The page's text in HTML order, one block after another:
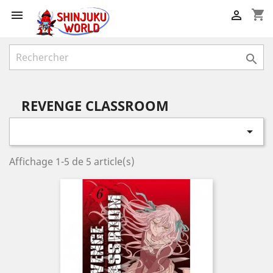
 shopping_cart


REVENGE CLASSROOM

Affichage 1-5 de 5 article(s)